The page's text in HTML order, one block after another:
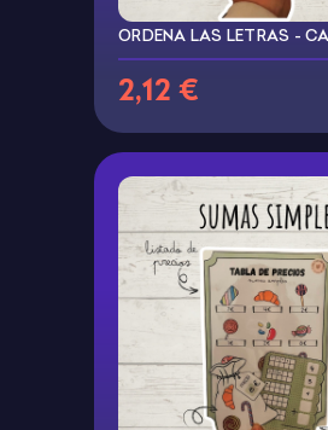
ORDENA LAS LETRAS -
2,12 €